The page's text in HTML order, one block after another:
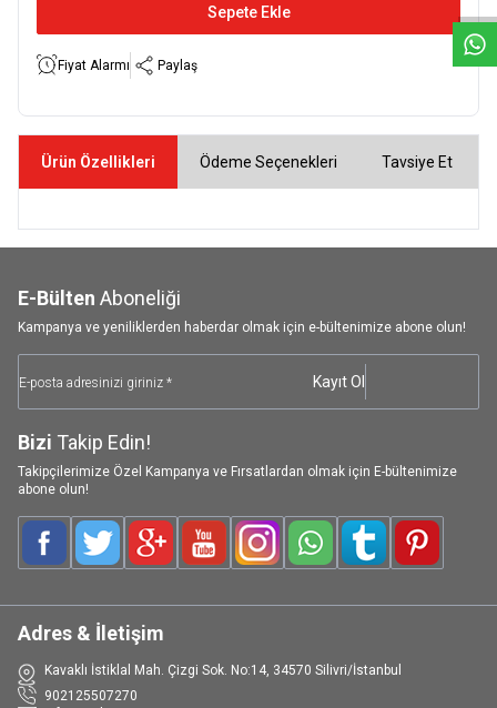
Sepete Ekle
Fiyat Alarmı Paylaş
Ürün Özellikleri Ödeme Seçenekleri Tavsiye Et
E-Bülten Aboneliği
Kampanya ve yeniliklerden haberdar olmak için e-bültenimize abone olun!
Kayıt Ol
Bizi Takip Edin!
Takipçilerimize Özel Kampanya ve Fırsatlardan olmak için E-bültenimize
abone olun!
FacebookTwitterGoogle-PlusYoutubeInstagramWhatsAppTumblrPinterest
Adres & İletişim
Kavaklı İstiklal Mah. Çizgi Sok. No:14, 34570 Silivri/İstanbul
902125507270